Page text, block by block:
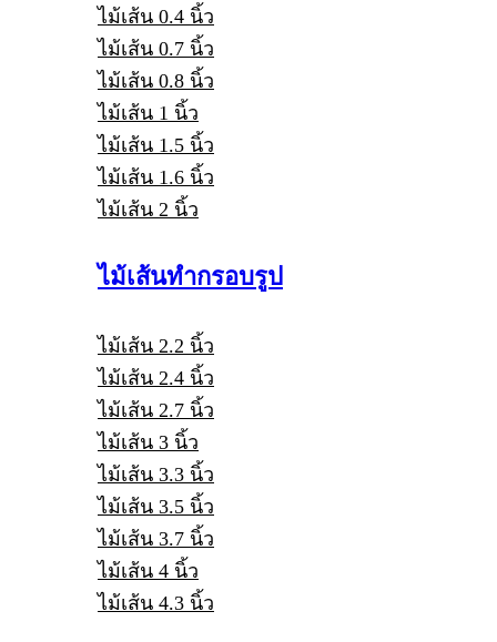
ไม้เส้น 0.4 นิ้ว
ไม้เส้น 0.7 นิ้ว
ไม้เส้น 0.8 นิ้ว
ไม้เส้น 1 นิ้ว
ไม้เส้น 1.5 นิ้ว
ไม้เส้น 1.6 นิ้ว
ไม้เส้น 2 นิ้ว
ไม้เส้นทำกรอบรูป
ไม้เส้น 2.2 นิ้ว
ไม้เส้น 2.4 นิ้ว
ไม้เส้น 2.7 นิ้ว
ไม้เส้น 3 นิ้ว
ไม้เส้น 3.3 นิ้ว
ไม้เส้น 3.5 นิ้ว
ไม้เส้น 3.7 นิ้ว
ไม้เส้น 4 นิ้ว
ไม้เส้น 4.3 นิ้ว